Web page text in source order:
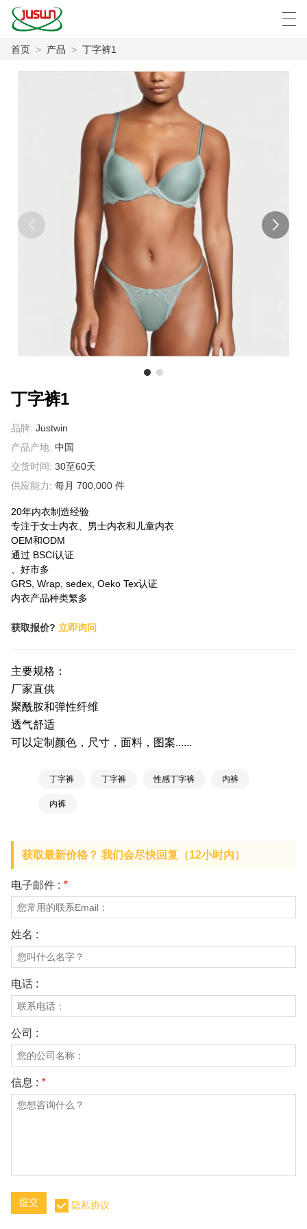
案例
中文 Deutsch
首页 > 产品 > 丁字裤1
丁字裤1
品牌: Justwin
产品产地: 中国
交货时间: 30至60天
供应能力: 每月 700,000 件
20年内衣制造经验
专注于女士内衣、男士内衣和儿童内衣
OEM和ODM
通过 BSCI认证
、好市多
GRS, Wrap, sedex, Oeko Tex认证
内衣产品种类繁多
获取报价? 立即询问
主要规格：
厂家直供
聚酰胺和弹性纤维
透气舒适
可以定制颜色，尺寸，面料，图案......
丁字裤 丁字裤 性感丁字裤 内裤
内裤
获取最新价格？ 我们会尽快回复（12小时内）
电子邮件 : *
姓名 :
电话 :
公司 :
信息 : *
提交 隐私协议